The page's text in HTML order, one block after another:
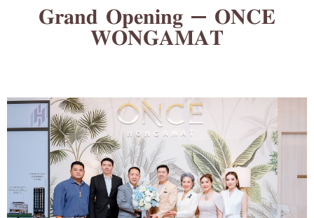
𝐆𝐫𝐚𝐧𝐝 𝐎𝐩𝐞𝐧𝐢𝐧𝐠 — 𝐎𝐍𝐂𝐄
𝐖𝐎𝐍𝐆𝐀𝐌𝐀𝐓